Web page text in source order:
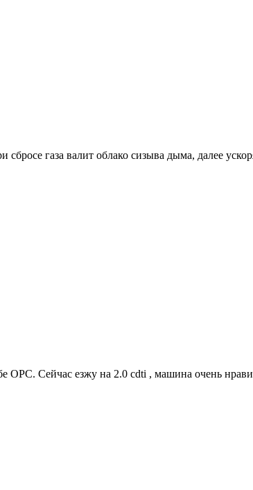
газа валит облако сизыва дыма, далее
Сейчас езжу на 2.0 сdti , машина очень